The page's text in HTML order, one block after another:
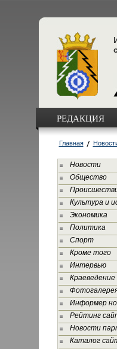
РЕДАКЦИЯ
Главная
Новости
Общество
Культура и
Экономика
Политика
Спорт
Кроме того
Интервью
Краеведение
Информер
Рейтинг
Новости
Каталог